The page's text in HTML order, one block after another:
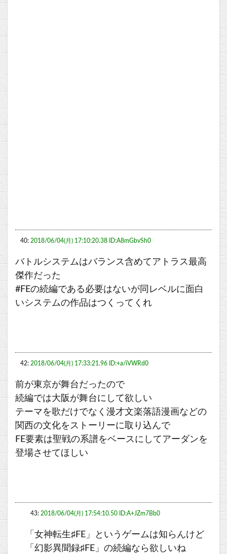
40: 2018/06/04(月) 17:10:20.38 ID:A8mGbvSh0
バトルシステムはバランス含めてアトラス最高
傑作だった
#FEの続編である必要はないが同レベルに面白
いシステムの作品はつくってくれ
42: 2018/06/04(月) 17:33:21.96 ID:+a/iVWRd0
前が東京が舞台だったので
続編では大阪が舞台にして欲しい
テーマを歌だけでなく漫才文楽落語漫画などの
関西の文化をストーリーに取り込んで
FE要素は聖戦の系譜をベースにしてアーダンを
登場させてほしい
43: 2018/06/04(月) 17:54:10.50 ID:A+JZm7Bb0
「女神転生♯FE」というゲームは知らんけど
「幻影異聞録♯FE」の続編なら欲しいね